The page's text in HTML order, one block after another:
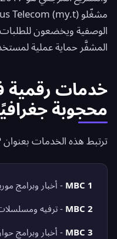
الوصفية ويخضعون للطلبات
المشفَّر حماية عملية
خدمات
محجوبة
ترتبط هذه الخدمات بعنوان IP محلي:
MBC 1 - أخبار وبرامج
MBC 2 - ترفيه
MBC 3 - أخبار وبرامج